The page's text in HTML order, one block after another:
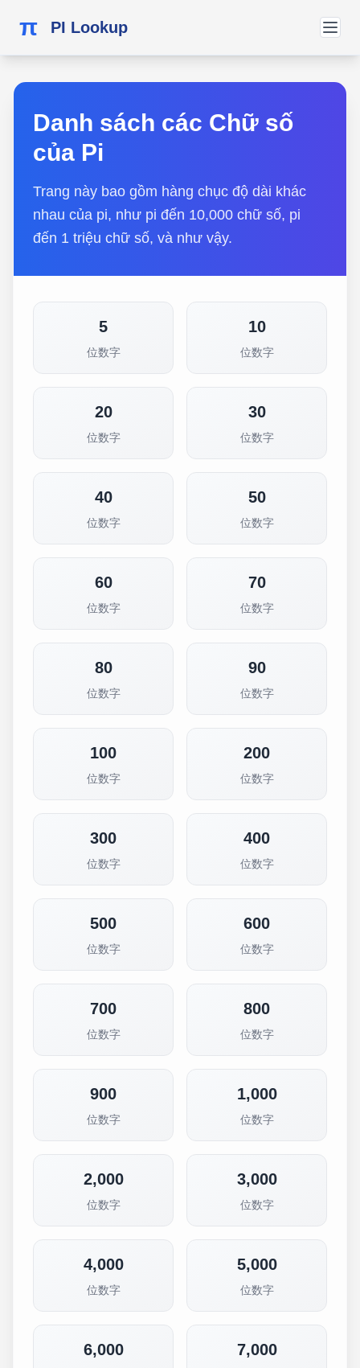
π PI Lookup
Danh sách các Chữ số
của Pi
Trang này bao gồm hàng chục độ dài khác
nhau của pi, như pi đến 10,000 chữ số, pi
đến 1 triệu chữ số, và như vậy.
5
位数字
10
位数字
20
位数字
30
位数字
40
位数字
50
位数字
60
位数字
70
位数字
80
位数字
90
位数字
100
位数字
200
位数字
300
位数字
400
位数字
500
位数字
600
位数字
700
位数字
800
位数字
900
位数字
1,000
位数字
2,000
位数字
3,000
位数字
4,000
位数字
5,000
位数字
6,000 7,000